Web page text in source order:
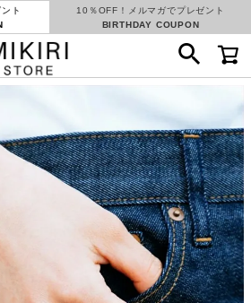
ト
10％OFF！メルマガでプレゼント
BIRTHDAY COUPON